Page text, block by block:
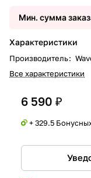
Мин. сумма
Характеристики
Производитель:
Все характеристики
6 590 ₽
+ 329.5